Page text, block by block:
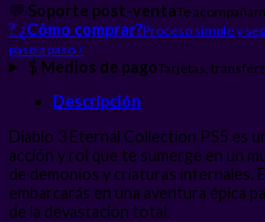
💬 Soporte post-ventaTe
? ¿Cómo comprar?Proceso simple y
paso a paso ›
$ Medios de pagoTarjetas,
Descripción
Diablo 3 Eternal Collection PS5 es
acción y rol que te sumerge en un
de demonios y criaturas infernales.
embarcarás en una aventura épica
de la devastación total.